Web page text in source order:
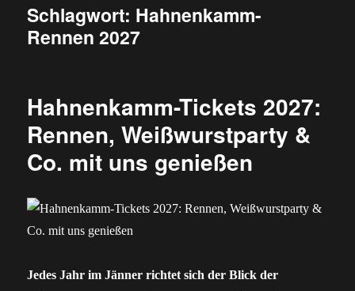
Schlagwort: Hahnenkamm-
Rennen 2027
Hahnenkamm-Tickets 2027:
Rennen, Weißwurstparty &
Co. mit uns genießen
Jedes Jahr im Jänner richtet sich der Blick der